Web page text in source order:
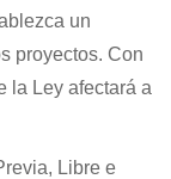
un
proyectos. Con
la Ley afectará a
Libre e